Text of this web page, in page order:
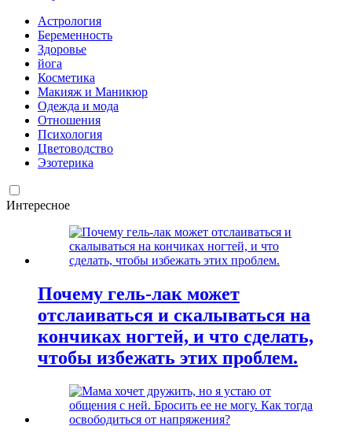
Астрология
Беременность
Здоровье
йога
Косметика
Макияж и Маникюр
Одежда и мода
Отношения
Психология
Цветоводство
Эзотерика
Интересное
Почему гель-лак может
отслаиваться и скалываться на
кончиках ногтей, и что сделать,
чтобы избежать этих проблем.